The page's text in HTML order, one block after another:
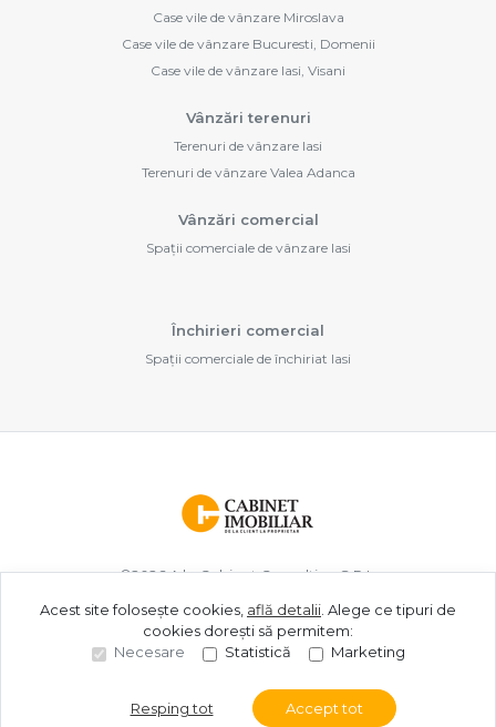
Case vile de vânzare Miroslava
Case vile de vânzare Bucuresti, Domenii
Case vile de vânzare Iasi, Visani
Vânzări terenuri
Terenuri de vânzare Iasi
Terenuri de vânzare Valea Adanca
Vânzări comercial
Spații comerciale de vânzare Iasi
Închirieri comercial
Spații comerciale de închiriat Iasi
©2026A.b. Cabinet Consulting S.R.L.
Site creat în
Acest site folosește cookies, află detalii Alege ce tipuri de
cookies dorești să permitem:
Necesare
Statistică Marketing
Resping tot Accept tot